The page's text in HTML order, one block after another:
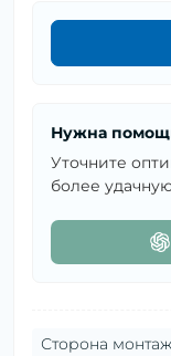
Нужна
Уточните
более
Сторона